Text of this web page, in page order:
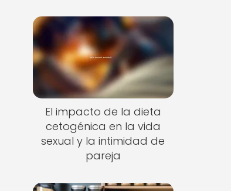
El impacto de la dieta
cetogénica en la vida
sexual y la intimidad de
pareja